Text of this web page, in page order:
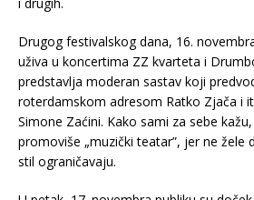
i drugih.
Drugog festivalskog dana, 16.
uživa u koncertima ZZ kvarteta i
predstavlja moderan sastav koji
roterdamskom adresom Ratko Zjača i
Simone Zaćini. Kako sami za sebe
promoviše „muzički teatar”, jer ne žele
stil ograničavaju.